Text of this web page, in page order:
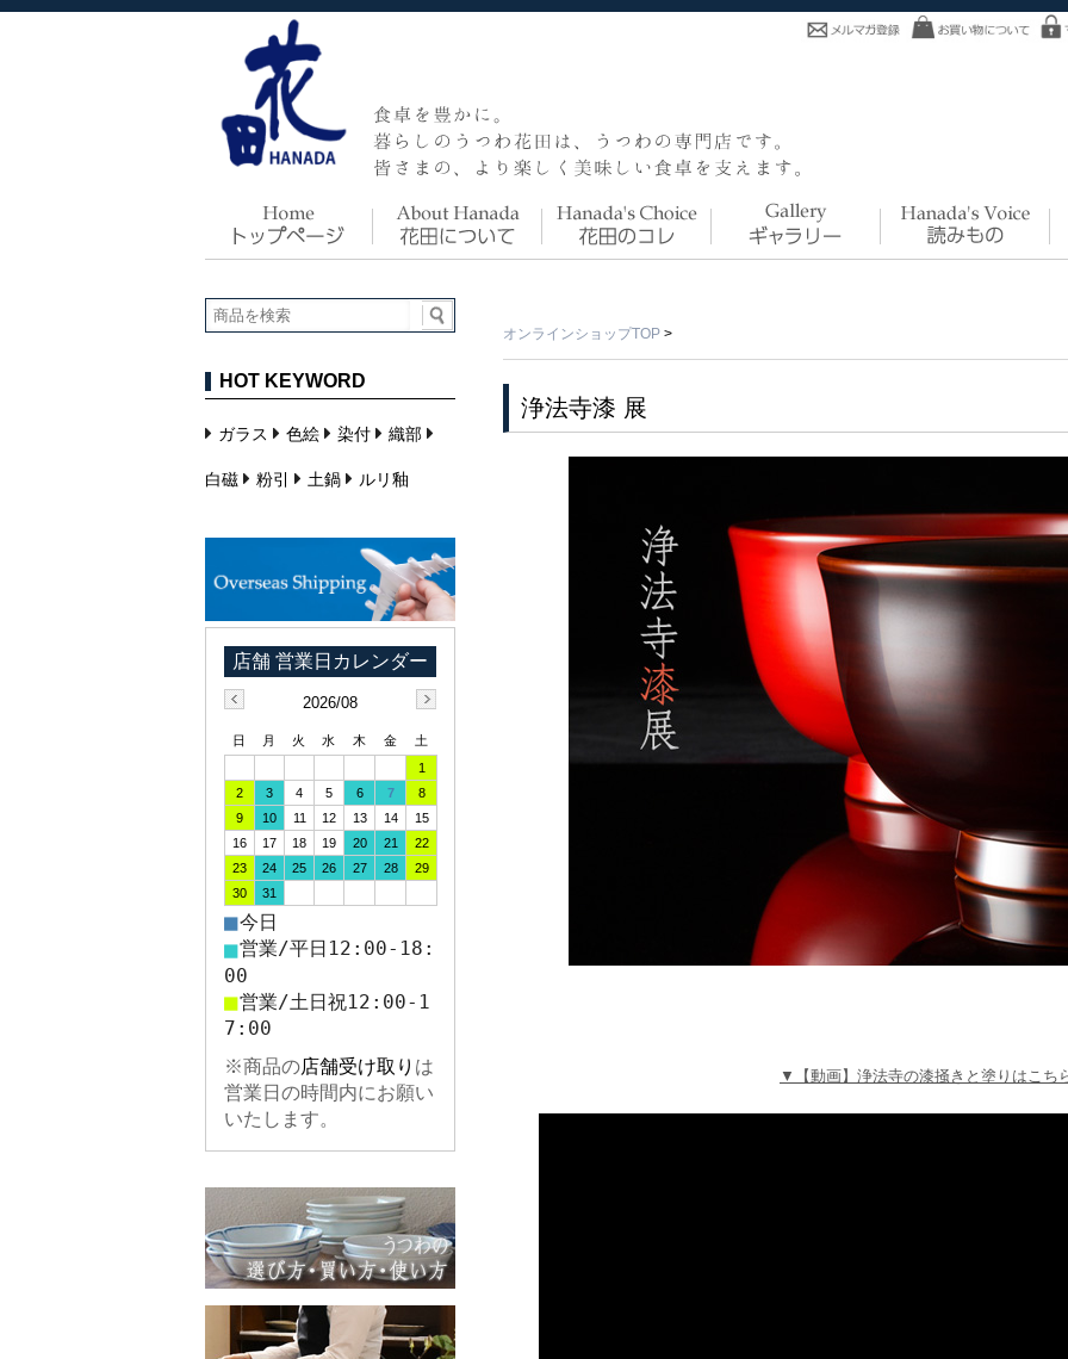
オンラインショップTOP >
浄法寺漆 展
▼【動画】浄法寺の漆掻きと塗りはこち
HOT KEYWORD
ガラス 色絵 染付 織部
白磁 粉引 土鍋 ルリ釉
2026/08
日 月 火 水 木 金
土
1
2
3 4 5 6 7
8
9
10 11 12 13 14
15
16
17 18 19 20 21
22
23
24 25 26 27 28
29
30
31
■今日
■営業/平日12:00-18:
00
■営業/土日祝12:00-1
7:00
※商品の店舗受け取り は
営業日の時間内にお願い
いたします。